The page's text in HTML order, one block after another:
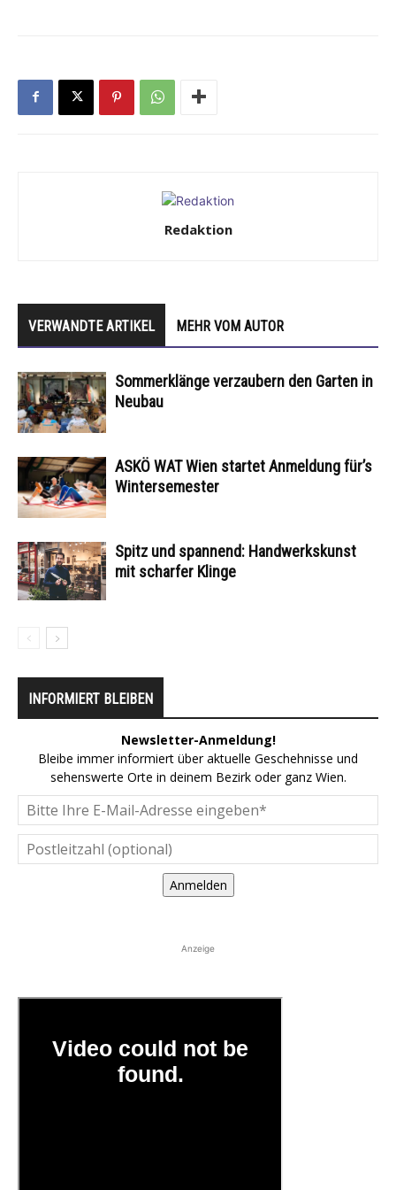
Redaktion
VERWANDTE ARTIKEL MEHR VOM AUTOR
Sommerklänge verzaubern den Garten in
Neubau
ASKÖ WAT Wien startet Anmeldung für’s
Wintersemester
Spitz und spannend: Handwerkskunst
mit scharfer Klinge
INFORMIERT BLEIBEN
Newsletter-Anmeldung!
Bleibe immer informiert über aktuelle Geschehnisse und
sehenswerte Orte in deinem Bezirk oder ganz Wien.
Anmelden
Anzeige